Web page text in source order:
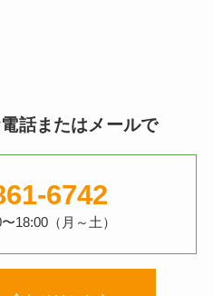
話またはメールで
6742
18:00（月～土）